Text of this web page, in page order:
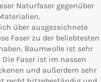
Naturfaser gegenüber
über ausgezeichnete
Faser zu der beliebtesten
Baumwolle ist sehr
Faser ist im nassen
und außerdem sehr